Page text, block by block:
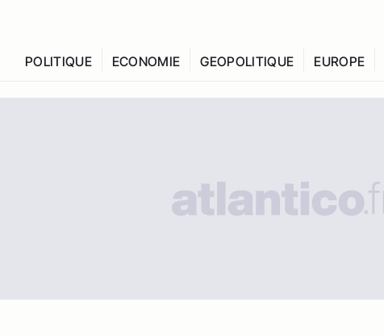
POLITIQUE ECONOMIE GEOPOLITIQUE EUROPE